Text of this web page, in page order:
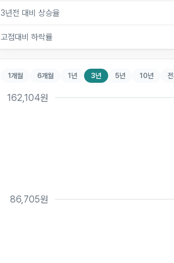
3년전 대비 상승율
고점대비 하락률
1개월 6개월 1년 3년 5년 10년
162,104원
86,705원